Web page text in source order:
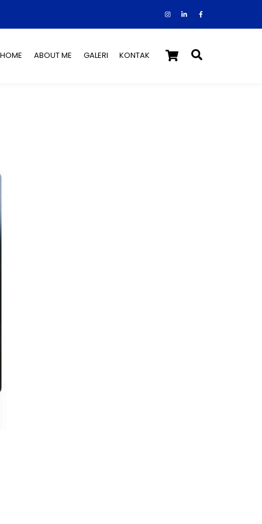
InstagramFacebookTiktok
Cart
HOME ABOUT ME GALERI KONTAK